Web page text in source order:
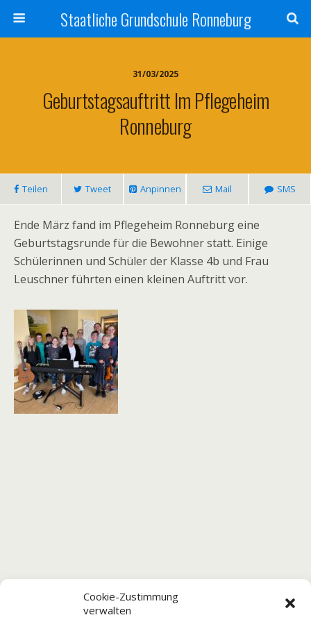
Cookie-Zustimmung
verwalten
Staatliche Grundschule Ronneburg
31/03/2025
Geburtstagsauftritt Im Pflegeheim
Ronneburg
Teilen Tweet Anpinnen Mail SMS
Ende März fand im Pflegeheim Ronneburg eine
Geburtstagsrunde für die Bewohner statt. Einige
Schülerinnen und Schüler der Klasse 4b und Frau
Leuschner führten einen kleinen Auftritt vor.